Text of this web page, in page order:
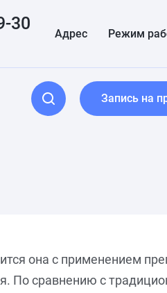
30 Адрес Режим
Запись на
она с применением
По сравнению с